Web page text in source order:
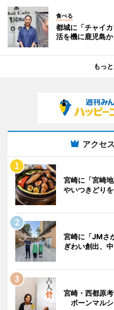
食べる
都城に「チャイ
活を機に鹿児島
もっ
アクセ
宮崎に「宮崎
やいつきどり
宮崎に「JMさ
ぎわい創出、
宮崎・西都原
ボーンマル